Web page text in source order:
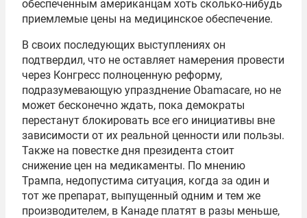
обеспеченным американцам хоть сколько-нибудь
приемлемые цены на медицинское обеспечение.
В своих последующих выступлениях он
подтвердил, что не оставляет намерения провести
через Конгресс полноценную реформу,
подразумевающую упразднение Obamacare, но не
может бесконечно ждать, пока демократы
перестанут блокировать все его инициативы вне
зависимости от их реальной ценности или пользы.
Также на повестке дня президента стоит
снижение цен на медикаменты. По мнению
Трампа, недопустима ситуация, когда за один и
тот же препарат, выпущенный одним и тем же
производителем, в Канаде платят в разы меньше,